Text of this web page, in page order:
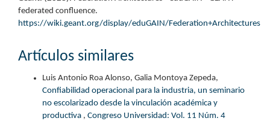
federated confluence.
https://wiki.geant.org/display/eduGAIN/Federation+Architectures
Artículos similares
Luis Antonio Roa Alonso, Galia Montoya Zepeda,
Confiabilidad operacional para la industria, un seminario
no escolarizado desde la vinculación académica y
productiva , Congreso Universidad: Vol. 11 Núm. 4